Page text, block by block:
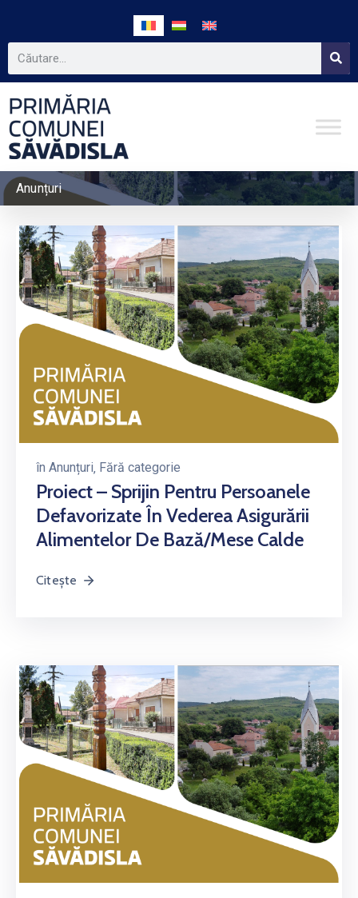
Anunțuri
în Anunțuri‚ Fără categorie
Proiect – Sprijin Pentru Persoanele
Defavorizate În Vederea Asigurării
Alimentelor De Bază/mese Calde
Citește